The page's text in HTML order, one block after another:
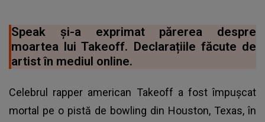
Speak și-a exprimat părerea despre
moartea lui Takeoff. Declarațiile făcute de
artist în mediul online.
Celebrul rapper american Takeoff a fost împușcat
mortal pe o pistă de bowling din Houston, Texas, în